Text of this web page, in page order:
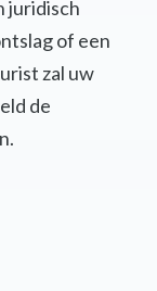
juridisch
of een
zal uw
de